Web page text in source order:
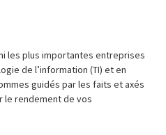
les plus importantes entreprises
de l’information (TI) et en
guidés par les faits et axés
le rendement de vos